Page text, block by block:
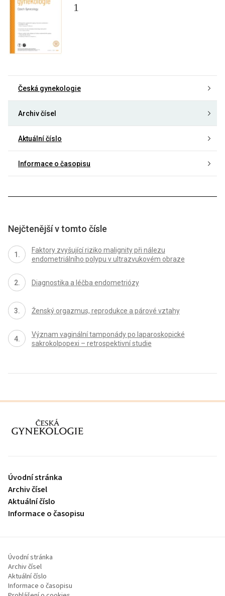
1
Česká gynekologie
Archiv čísel
Aktuální číslo
Informace o časopisu
Nejčtenější v tomto čísle
Faktory zvyšující riziko malignity při nálezu
endometriálního polypu v ultrazvukovém obraze
Diagnostika a léčba endometriózy
Ženský orgazmus, reprodukce a párové vztahy
Význam vaginální tamponády po laparoskopické
sakrokolpopexi – retrospektivní studie
proLékaře.cz
Úvodní stránka
Archiv čísel
Aktuální číslo
Informace o časopisu
Úvodní stránka
Archiv čísel
Aktuální číslo
Informace o časopisu